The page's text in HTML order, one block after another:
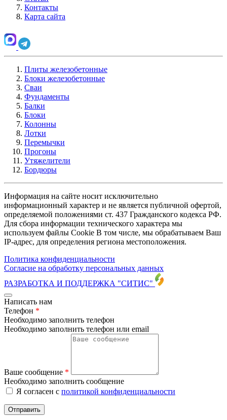
Контакты
Карта сайта
Плиты железобетонные
Блоки железобетонные
Сваи
Фундаменты
Балки
Блоки
Колонны
Лотки
Перемычки
Прогоны
Утяжелители
Бордюры
Информация на сайте носит исключительно
информационный характер и не является публичной офертой,
определяемой положениями ст. 437 Гражданского кодекса РФ.
Для сбора информации технического характера мы
используем файлы Cookie В том числе, мы обрабатываем Ваш
IP-адрес, для определения региона местоположения.
Политика конфиденциальности
Согласие на обработку персональных данных
РАЗРАБОТКА И ПОДДЕРЖКА "СИТИС"
Написать нам
Телефон *
Необходимо заполнить телефон
Необходимо заполнить телефон или email
Ваше сообщение *
Необходимо заполнить сообщение
Я согласен с политикой конфиденциальности
Отправить